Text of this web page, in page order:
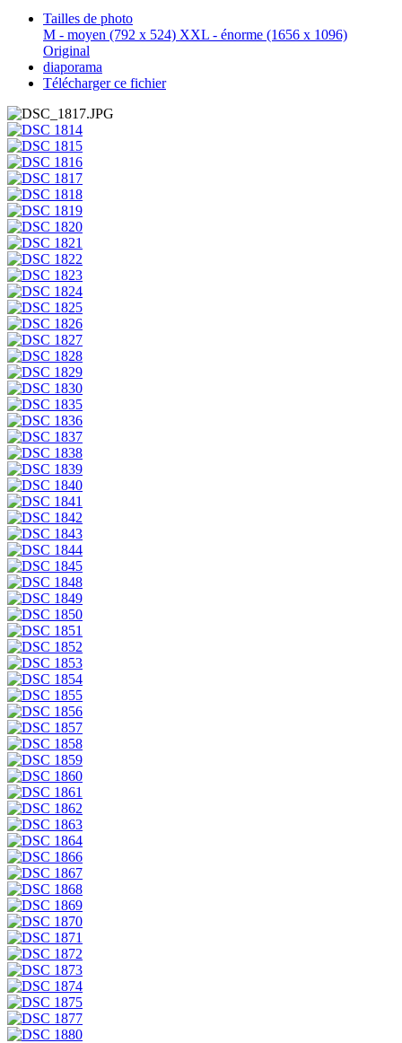
Tailles de photo
M - moyen (792 x 524) XXL - énorme (1656 x 1096)
Original
diaporama
Télécharger ce fichier